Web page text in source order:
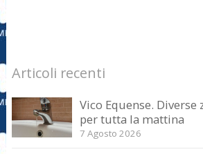
Articoli recenti
Vico Equense. Diverse
per tutta la mattina
7 Agosto 2026